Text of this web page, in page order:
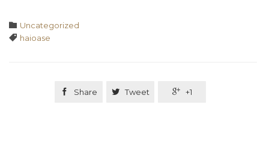
 Category
Uncategorized
 Tags
haioase
 Share  Tweet  +1